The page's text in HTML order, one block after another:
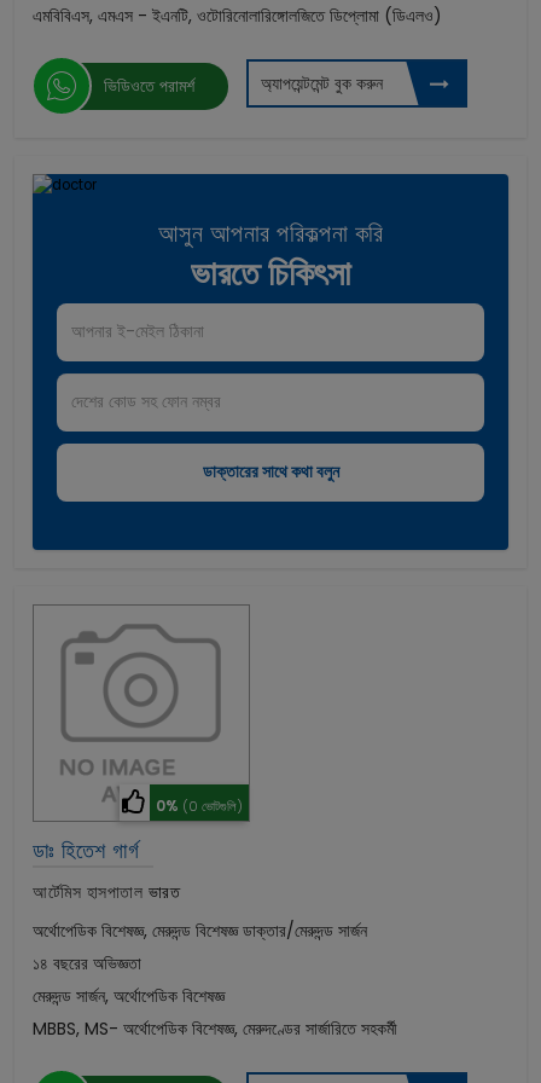
এমবিবিএস, এমএস - ইএনটি, ওটোরিনোলারিঙ্গোলজিতে ডিপ্লোমা (ডিএলও)
ভিডিওতে পরামর্শ অ্যাপয়েন্টমেন্ট বুক করুন
আসুন আপনার পরিকল্পনা করি
ভারতে চিকিৎসা
0% (0 ভোটগুলি)
ডাঃ হিতেশ গার্গ
আর্টেমিস হাসপাতাল ভারত
অর্থোপেডিক বিশেষজ্ঞ, মেরুদন্ড বিশেষজ্ঞ ডাক্তার/মেরুদন্ড সার্জন
১৪ বছরের অভিজ্ঞতা
মেরুদন্ড সার্জন, অর্থোপেডিক বিশেষজ্ঞ
MBBS, MS- অর্থোপেডিক বিশেষজ্ঞ, মেরুদণ্ডের সার্জারিতে সহকর্মী